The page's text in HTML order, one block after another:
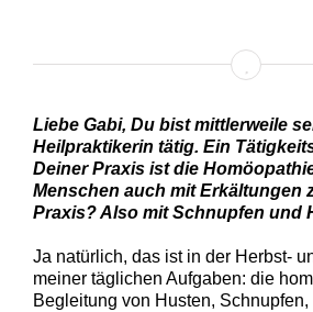
Liebe Gabi, Du bist mittlerweile
Heilpraktikerin tätig. Ein
Deiner Praxis ist die
Menschen auch mit Erkältungen
Praxis? Also mit Schnupfen und
Ja natürlich, das ist in der Herbst-
meiner täglichen Aufgaben: die
Begleitung von Husten, Schnupfen,